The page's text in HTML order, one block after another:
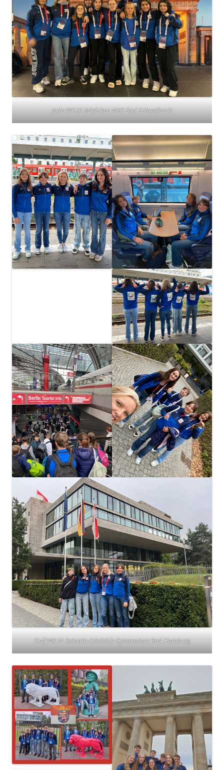
Judo WK III Mädchen NAO Bad Schwalbach
Golf WK III Kaiserin-Friedrich-Gymnasium Bad Homburg